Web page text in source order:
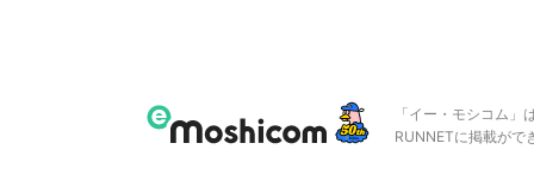
「イー・モシコム
RUNNETに掲載がで